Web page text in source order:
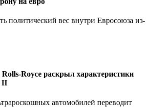
политический вес внутри Евросоюза из-
Royce раскрыл характеристики
II
автомобилей переводит